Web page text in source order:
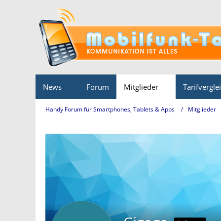
News Forum Mitglieder
Handy Forum für Smartphones, Tablets & Apps Mitglieder